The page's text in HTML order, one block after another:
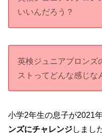
いいんだろう？
英検ジュニアブロンズ
ストってどんな感じな
小学2年生の息子が2021
ンズにチャレンジしまし